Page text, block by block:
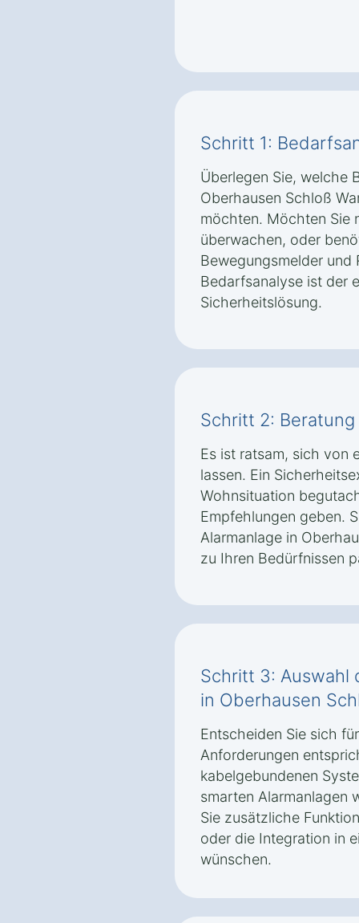
Schritt 1:
Überlegen Sie, welche
Oberhausen Schloß
möchten. Möchten Sie
überwachen, oder
Bewegungsmelder und
Bedarfsanalyse ist der
Sicherheitslösung.
Schritt 2:
Es ist ratsam, sich von
lassen. Ein
Wohnsituation
Empfehlungen geben.
Alarmanlage in
zu Ihren Bedürfnissen
Schritt 3: Auswahl
in Oberhausen
Entscheiden Sie sich
Anforderungen
kabelgebundenen
smarten Alarmanlagen
Sie zusätzliche
oder die Integration in
wünschen.